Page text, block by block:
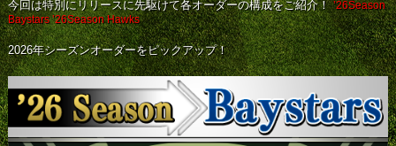
今回は特別にリリースに先駆けて各オーダーの構成をご紹介！ ’26Season
Baystars’26Season Hawks
2026年シーズンオーダーをピックアップ！